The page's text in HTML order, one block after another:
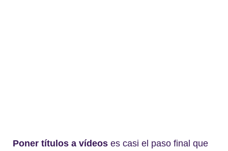
Poner títulos a vídeos es casi el paso final que